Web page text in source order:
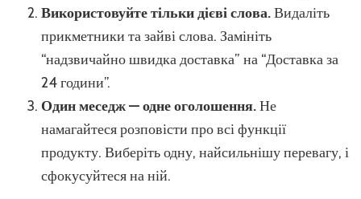
Використовуйте тільки дієві слова.Видаліть
прикметники та зайві слова. Замініть
“надзвичайно швидка доставка” на “Доставка за
24 години”.
Один меседж — одне оголошення.Не
намагайтеся розповісти про всі функції
продукту. Виберіть одну, найсильнішу перевагу, і
сфокусуйтеся на ній.